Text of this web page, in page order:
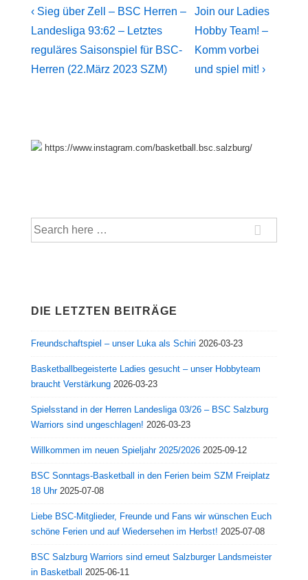
Beitragsnavigation
Previous
Post
is
‹ Sieg über Zell – BSC Herren –
Landesliga 93:62 – Letztes
reguläres Saisonspiel für BSC-
Herren (22.März 2023 SZM)
Next
Post
is
Join our Ladies
Hobby Team! –
Komm vorbei
und spiel mit! ›
https://www.instagram.com/basketball.bsc.salzburg/
Suche
DIE LETZTEN BEITRÄGE
Freundschaftspiel – unser Luka als Schiri 2026-03-23
Basketballbegeisterte Ladies gesucht – unser Hobbyteam
braucht Verstärkung 2026-03-23
Spielsstand in der Herren Landesliga 03/26 – BSC Salzburg
Warriors sind ungeschlagen! 2026-03-23
Willkommen im neuen Spieljahr 2025/2026 2025-09-12
BSC Sonntags-Basketball in den Ferien beim SZM Freiplatz
18 Uhr 2025-07-08
Liebe BSC-Mitglieder, Freunde und Fans wir wünschen Euch
schöne Ferien und auf Wiedersehen im Herbst! 2025-07-08
BSC Salzburg Warriors sind erneut Salzburger Landsmeister
in Basketball 2025-06-11